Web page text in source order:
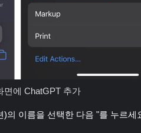
면에 ChatGPT 추가
의 이름을 선택한 다음 "를 누르세